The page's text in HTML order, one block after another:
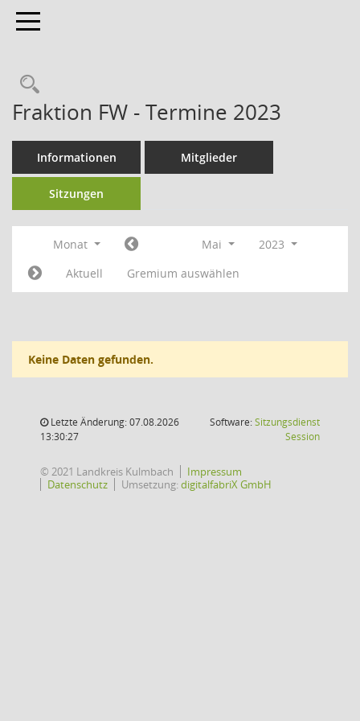
Toggle navigation
Fraktion FW - Termine 2023
Informationen Mitglieder
Sitzungen
Monat Mai
2023
Aktuell
Gremium auswählen
Keine Daten gefunden.
Letzte Änderung: 07.08.2026
13:30:27
Software:Sitzungsdienst
Session(Wird in
© 2021 Landkreis Kulmbach
Impressum
Datenschutz
Umsetzung:digitalfabriX GmbH